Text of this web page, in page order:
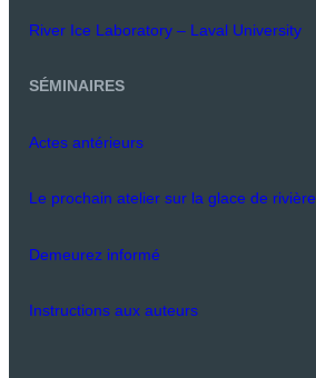
River Ice Laboratory – Laval University
SÉMINAIRES
Actes antérieurs
Le prochain atelier sur la glace de rivière
Demeurez informé
Instructions aux auteurs